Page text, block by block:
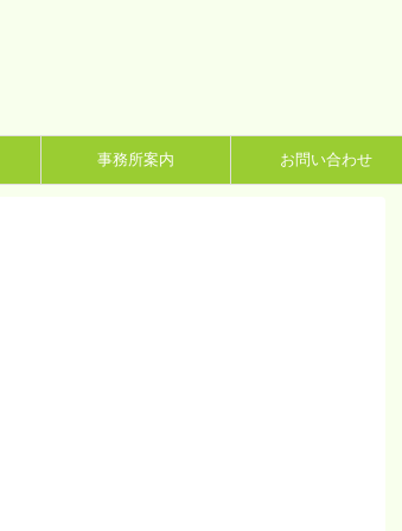
事務所案内 お問い合わせ